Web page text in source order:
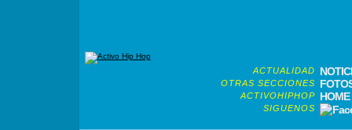
ACTUALIDAD
OTRAS SECCIONES
ACTIVOHIPHOP HOME
SIGUENOS